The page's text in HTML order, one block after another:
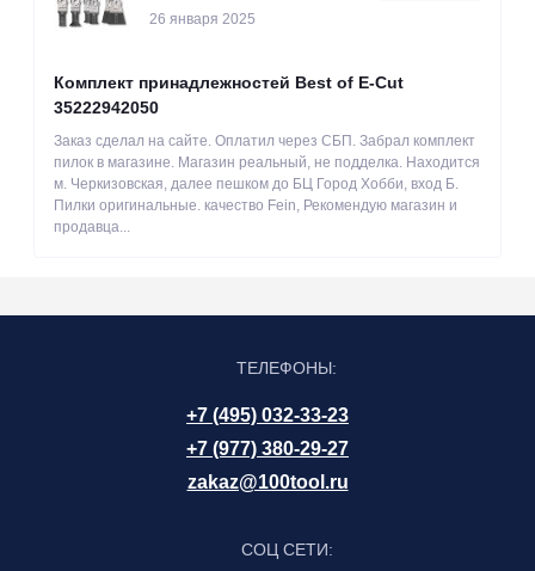
26 января 2025
Комплект принадлежностей Best of E-Cut
35222942050
Заказ сделал на сайте. Оплатил через СБП. Забрал комплект
пилок в магазине. Магазин реальный, не подделка. Находится
м. Черкизовская, далее пешком до БЦ Город Хобби, вход Б.
Пилки оригинальные. качество Fein, Рекомендую магазин и
продавца...
ТЕЛЕФОНЫ:
+7 (495) 032-33-23
+7 (977) 380-29-27
zakaz@100tool.ru
СОЦ СЕТИ: